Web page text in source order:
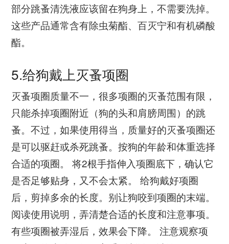
部分跳蚤清洗液应该留在狗身上，不需要洗掉。
这些产品通常含有除虫菊酯、百灭宁和有机磷酸
酯。
5.给狗戴上灭蚤项圈
灭蚤项圈质量不一，很多项圈的灭蚤范围有限，
只能杀掉项圈附近（狗的头和肩膀周围）的跳
蚤。不过，如果使用得当，质量好的灭蚤项圈还
是可以驱赶或杀死跳蚤。按狗的年龄和体重选择
合适的项圈。 将2根手指伸入项圈底下，确认它
是否足够贴身，又不会太紧。 给狗戴好项圈
后，剪掉多余的长度。别让狗咬到项圈的末端。
阅读使用说明，弄清楚合适的长度和注意事项。
有些项圈被弄湿后，效果会下降。 注意观察项